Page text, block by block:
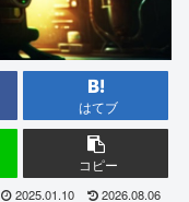
はてブ
コピー
2025.01.10 2026.08.06